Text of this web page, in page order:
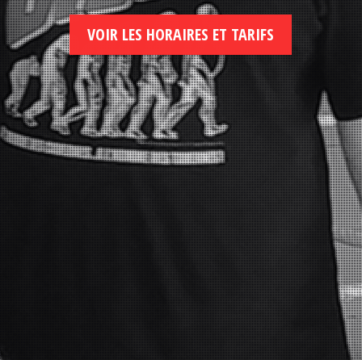
VOIR LES HORAIRES ET TARIFS